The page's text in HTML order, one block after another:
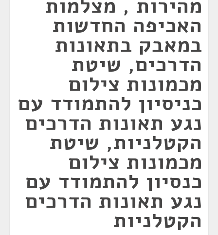
מהירות , מצלמות
האכיפה החדשות
במאבק בתאונות
הדרכים, שיטת
מכמונות צילום
כניסיון להתמודד עם
נגע תאונות הדרכים
הקטלניות, שיטת
מכמונות צילום
כנסיון להתמודד עם
נגע תאונות הדרכים
הקטלניות